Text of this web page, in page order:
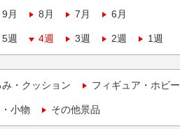
9月 8月 7月 6月
5週 4週 3週 2週 1週
・クッション フィギュア・ホビー
小物 その他景品